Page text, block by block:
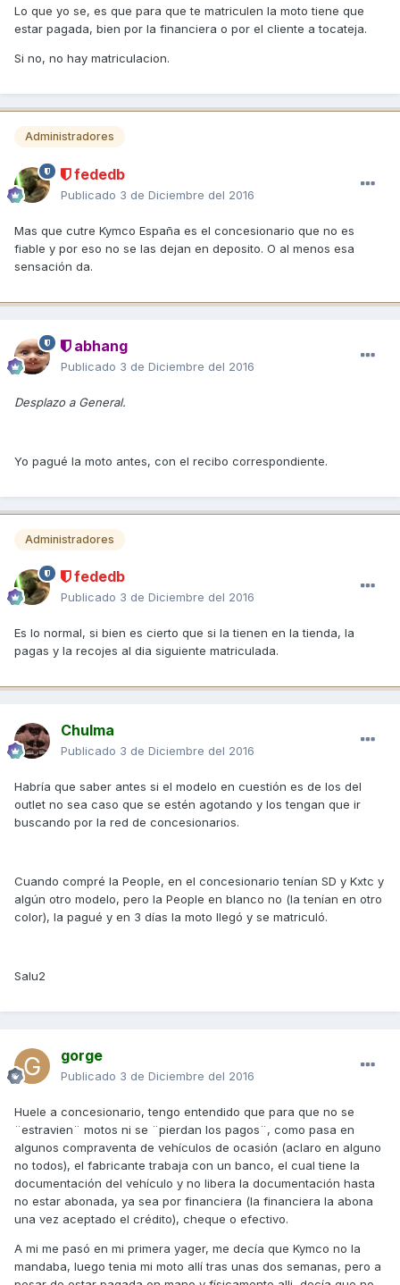
Lo que yo se, es que para que te matriculen la moto tiene que
estar pagada, bien por la financiera o por el cliente a tocateja.
Si no, no hay matriculacion.
Administradores
fededb
Publicado 3 de Diciembre del 2016
Mas que cutre Kymco España es el concesionario que no es
fiable y por eso no se las dejan en deposito. O al menos esa
sensación da.
abhang
Publicado 3 de Diciembre del 2016
Desplazo a General.
Yo pagué la moto antes, con el recibo correspondiente.
Administradores
fededb
Publicado 3 de Diciembre del 2016
Es lo normal, si bien es cierto que si la tienen en la tienda, la
pagas y la recojes al dia siguiente matriculada.
Chulma
Publicado 3 de Diciembre del 2016
Habría que saber antes si el modelo en cuestión es de los del
outlet no sea caso que se estén agotando y los tengan que ir
buscando por la red de concesionarios.
Cuando compré la People, en el concesionario tenían SD y Kxtc y
algún otro modelo, pero la People en blanco no (la tenían en otro
color), la pagué y en 3 días la moto llegó y se matriculó.
Salu2
gorge
Publicado 3 de Diciembre del 2016
Huele a concesionario, tengo entendido que para que no se
¨estravien¨ motos ni se ¨pierdan los pagos¨, como pasa en
algunos compraventa de vehículos de ocasión (aclaro en alguno
no todos), el fabricante trabaja con un banco, el cual tiene la
documentación del vehículo y no libera la documentación hasta
no estar abonada, ya sea por financiera (la financiera la abona
una vez aceptado el crédito), cheque o efectivo.
A mi me pasó en mi primera yager, me decía que Kymco no la
mandaba, luego tenia mi moto allí tras unas dos semanas, pero a